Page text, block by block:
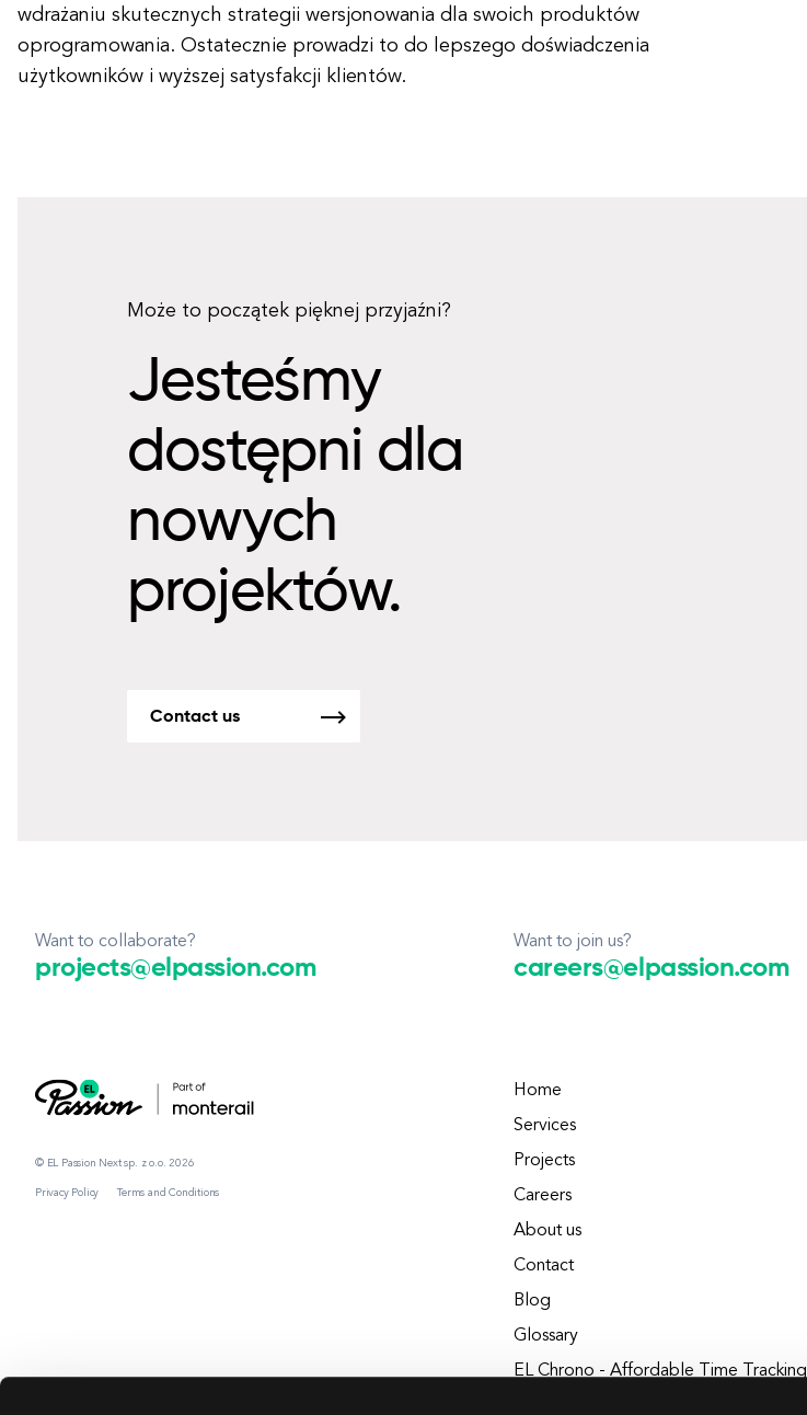
wdrażaniu skutecznych strategii wersjonowania dla swoich produktów
oprogramowania. Ostatecznie prowadzi to do lepszego doświadczenia
użytkowników i wyższej satysfakcji klientów.
Może to początek pięknej przyjaźni?
Jesteśmy
dostępni dla
nowych
projektów.
Contact us
Want to collaborate?
projects@elpassion.com
Want to join us?
careers@elpassion.com
© EL Passion Next sp. z o.o. 2026
Privacy Policy Terms and Conditions
Home
Services
Projects
Careers
About us
Contact
Blog
Glossary
EL Chrono - Affordable Time Tracking